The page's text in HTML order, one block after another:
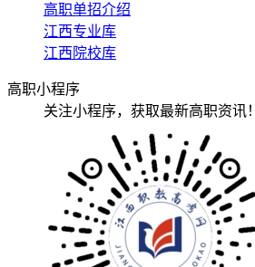
高职单招介绍
江西专业库
江西院校库
高职小程序
关注小程序，获取最新高职资讯！